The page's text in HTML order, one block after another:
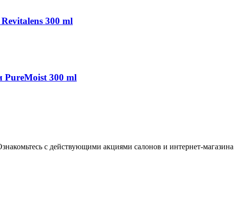
300 ml
300 ml
с действующими акциями салонов и интернет-магазина